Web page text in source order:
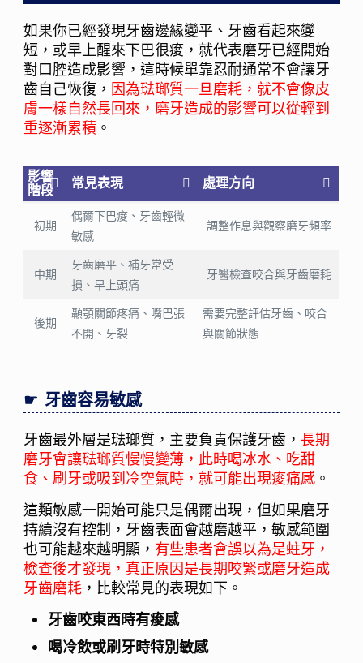
如果你已經發現牙齒邊緣變平、牙齒看起來變
短，或早上醒來下巴很痠，就代表磨牙已經開始
對口腔造成影響，這時候單靠忍耐通常不會讓牙
齒自己恢復， 因為琺瑯質一旦磨耗，就不會像皮
膚一樣自然長回來，磨牙造成的影響可以從輕到
重逐漸累積 。
影響
階段 常見表現 處理方向
初期
偶爾下巴痠、牙齒輕微
敏感
調整作息與觀察磨牙頻率
中期
牙齒磨平、補牙常受
損、早上頭痛
牙醫檢查咬合與牙齒磨耗
後期
顳顎關節疼痛、嘴巴張
不開、牙裂
需要完整評估牙齒、咬合
與關節狀態
牙齒容易敏感
牙齒最外層是琺瑯質，主要負責保護牙齒， 長期
磨牙會讓琺瑯質慢慢變薄，此時喝冰水、吃甜
食、刷牙或吸到冷空氣時，就可能出現痠痛感 。
這類敏感一開始可能只是偶爾出現，但如果磨牙
持續沒有控制，牙齒表面會越磨越平，敏感範圍
也可能越來越明顯， 有些患者會誤以為是蛀牙，
檢查後才發現，真正原因是長期咬緊或磨牙造成
牙齒磨耗 ，比較常見的表現如下。
牙齒咬東西時有痠感
喝冷飲或刷牙時特別敏感